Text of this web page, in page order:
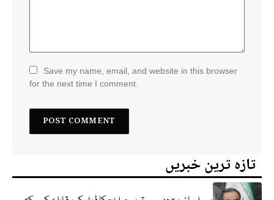
Save my name, email, and website in this browser
for the next time I comment.
تازہ ترین خبریں